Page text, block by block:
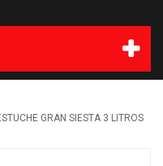
GRAN SIESTA 3 LITROS